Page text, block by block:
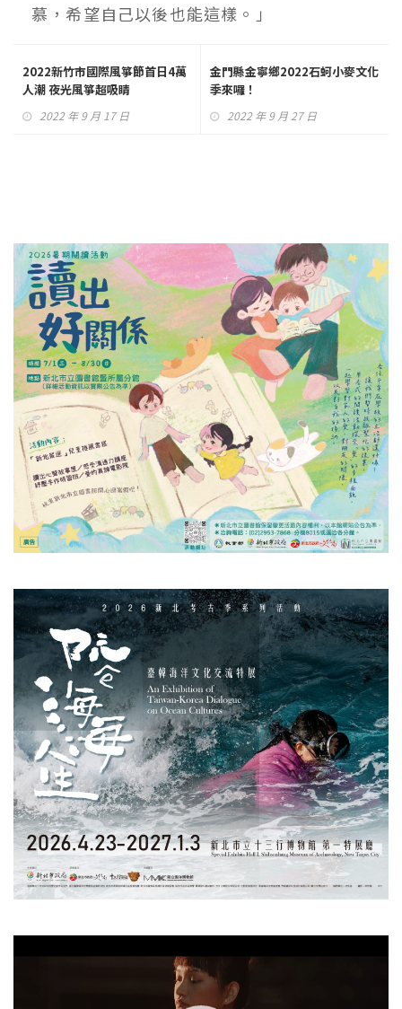
慕，希望自己以後也能這樣。」
2022新竹市國際風箏節首日4萬
人潮 夜光風箏超吸睛
2022 年 9 月 17 日
金門縣金寧鄉2022石蚵小麥文化
季來囉！
2022 年 9 月 27 日